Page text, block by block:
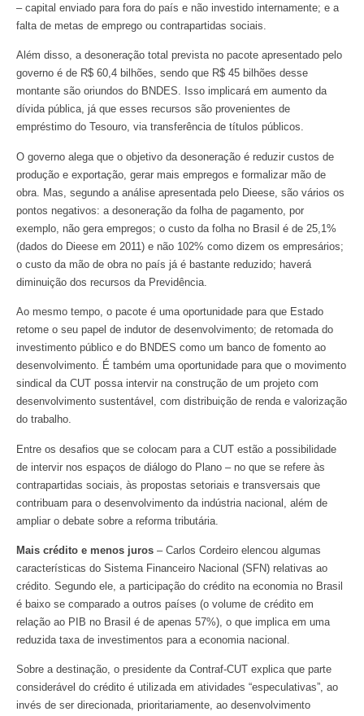
– capital enviado para fora do país e não investido internamente; e a
falta de metas de emprego ou contrapartidas sociais.
Além disso, a desoneração total prevista no pacote apresentado pelo
governo é de R$ 60,4 bilhões, sendo que R$ 45 bilhões desse
montante são oriundos do BNDES. Isso implicará em aumento da
dívida pública, já que esses recursos são provenientes de
empréstimo do Tesouro, via transferência de títulos públicos.
O governo alega que o objetivo da desoneração é reduzir custos de
produção e exportação, gerar mais empregos e formalizar mão de
obra. Mas, segundo a análise apresentada pelo Dieese, são vários os
pontos negativos: a desoneração da folha de pagamento, por
exemplo, não gera empregos; o custo da folha no Brasil é de 25,1%
(dados do Dieese em 2011) e não 102% como dizem os empresários;
o custo da mão de obra no país já é bastante reduzido; haverá
diminuição dos recursos da Previdência.
Ao mesmo tempo, o pacote é uma oportunidade para que Estado
retome o seu papel de indutor de desenvolvimento; de retomada do
investimento público e do BNDES como um banco de fomento ao
desenvolvimento. É também uma oportunidade para que o movimento
sindical da CUT possa intervir na construção de um projeto com
desenvolvimento sustentável, com distribuição de renda e valorização
do trabalho.
Entre os desafios que se colocam para a CUT estão a possibilidade
de intervir nos espaços de diálogo do Plano – no que se refere às
contrapartidas sociais, às propostas setoriais e transversais que
contribuam para o desenvolvimento da indústria nacional, além de
ampliar o debate sobre a reforma tributária.
Mais crédito e menos juros – Carlos Cordeiro elencou algumas
características do Sistema Financeiro Nacional (SFN) relativas ao
crédito. Segundo ele, a participação do crédito na economia no Brasil
é baixo se comparado a outros países (o volume de crédito em
relação ao PIB no Brasil é de apenas 57%), o que implica em uma
reduzida taxa de investimentos para a economia nacional.
Sobre a destinação, o presidente da Contraf-CUT explica que parte
considerável do crédito é utilizada em atividades “especulativas”, ao
invés de ser direcionada, prioritariamente, ao desenvolvimento